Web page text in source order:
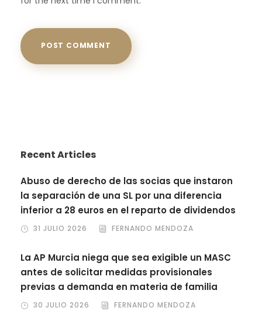
Recent Articles
Abuso de derecho de las socias que instaron
la separación de una SL por una diferencia
inferior a 28 euros en el reparto de dividendos
31 JULIO 2026 FERNANDO MENDOZA
La AP Murcia niega que sea exigible un MASC
antes de solicitar medidas provisionales
previas a demanda en materia de familia
30 JULIO 2026 FERNANDO MENDOZA